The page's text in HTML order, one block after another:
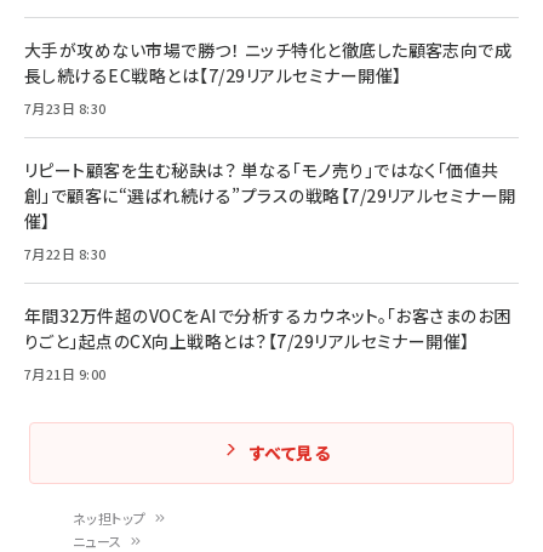
ネッ担トップ
ニュース
大手が攻めない市場で勝つ！ ニッチ特化と徹底した顧客志向で成
長し続けるEC戦略とは【7/29リアルセミナー開催】
7月23日 8:30
リピート顧客を生む秘訣は？ 単なる「モノ売り」ではなく「価値共
創」で顧客に“選ばれ続ける”プラスの戦略【7/29リアルセミナー開
催】
7月22日 8:30
年間32万件超のVOCをAIで分析するカウネット。「お客さまのお困
りごと」起点のCX向上戦略とは？【7/29リアルセミナー開催】
7月21日 9:00
すべて見る